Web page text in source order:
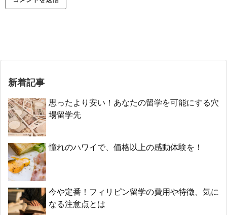
新着記事
思ったより安い！あなたの留学を可能にする穴
場留学先
憧れのハワイで、価格以上の感動体験を！
今や定番！フィリピン留学の費用や特徴、気に
なる注意点とは